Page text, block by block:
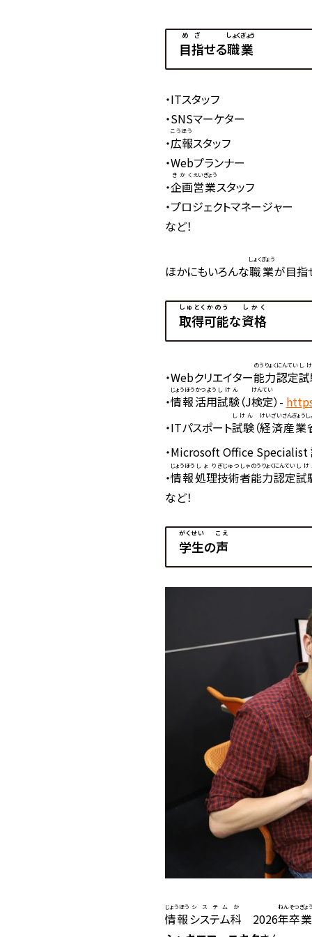
目指
めざ
せる職業
しょくぎょう
・ITスタッフ
・SNSマーケター
・広報
こうほう
スタッフ
・Webプランナー
・企画
きかく
営業
えいぎょう
スタッフ
・プロジェクトマネージャー
など！
ほかにもいろんな職業
しょくぎょう
が目指
取得可能
しゅとくかのう
な資格
しかく
・Webクリエイター能力
のうりょく
認定
にんてい し
・情報
じょうほう
活用
かつよう
試験
しけん
（J検定
けんてい
）-
・ITパスポート試験
しけん
（経済産業
けいざいさんぎょうし
・Microsoft Office Specialist
・情報
じょうほう
処理
しょり
技術者
ぎじゅつしゃ
能力
のうりょく
認定
にんてい
試
しけ
など！
学生
がくせい
の声
こえ
情報
じょうほう
システム
システム
科
か
2026年
ねん
卒業
そつぎょ